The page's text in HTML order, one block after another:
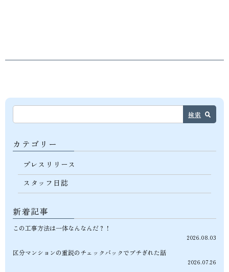
検索
カテゴリー
プレスリリース
スタッフ日誌
新着記事
この工事方法は一体なんなんだ？！
2026.08.03
区分マンションの重説のチェックバックでブチぎれた話
2026.07.26